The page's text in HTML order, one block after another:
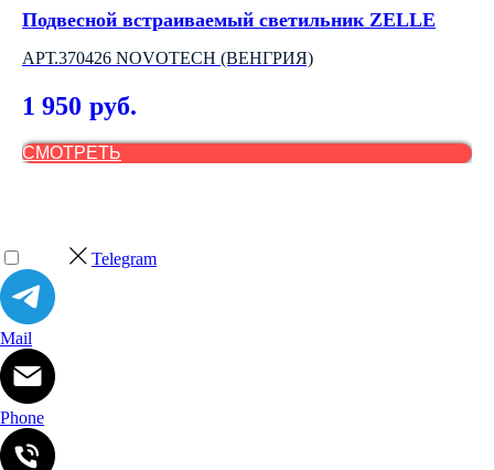
Подвесной встраиваемый светильник ZELLE
АРТ.370426 NOVOTECH (ВЕНГРИЯ)
1 950 руб.
СМОТРЕТЬ
Telegram
Mail
Phone